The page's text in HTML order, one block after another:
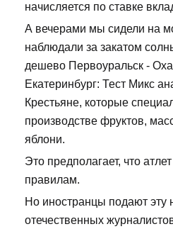
начисляется по ставке
А вечерами мы сидели на
наблюдали за закатом
дешево Первоуральск -
Екатеринбург: Тест Микс
Крестьяне, которые
производстве фруктов,
яблони.
Это предполагает, что
правилам.
Но иностранцы подают эту
отечественных